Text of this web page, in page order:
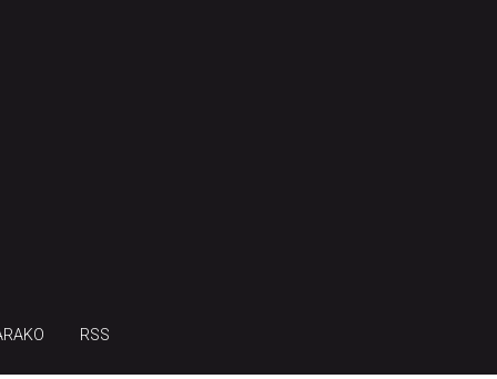
RSS